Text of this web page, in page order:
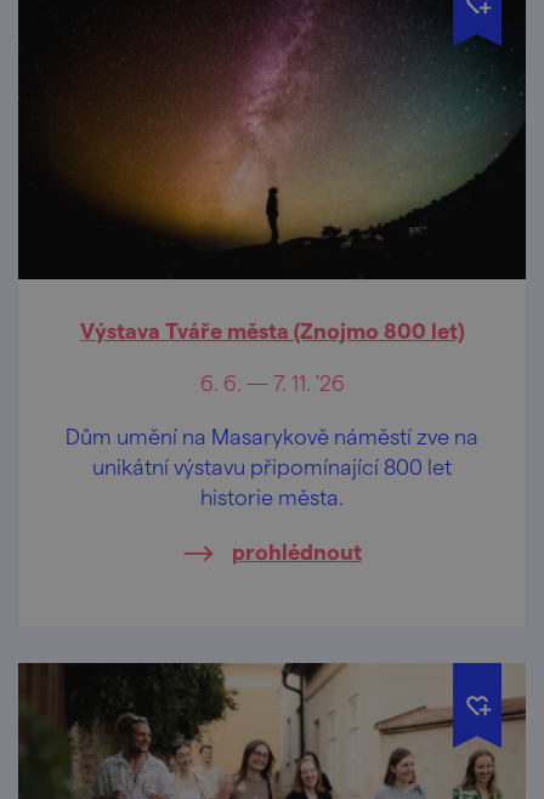
Výstava Tváře města (Znojmo 800 let)
6. 6. — 7. 11. '26
Dům umění na Masarykově náměstí zve na
unikátní výstavu připomínající 800 let
historie města.
prohlédnout